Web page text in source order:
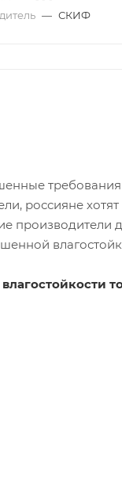
— СКИФ
россияне
производители